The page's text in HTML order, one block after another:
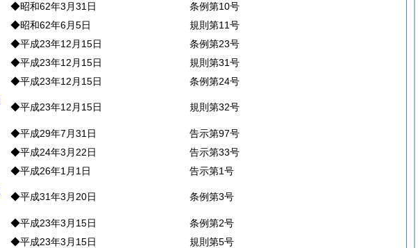
◆昭和62年3月31日
条例第10号
◆昭和62年6月5日
規則第11号
◆平成23年12月15日
条例第23号
◆平成23年12月15日
規則第31号
◆平成23年12月15日
条例第24号
◆平成23年12月15日 規則第32号
◆平成29年7月31日
告示第97号
◆平成24年3月22日
告示第33号
◆平成26年1月1日
告示第1号
◆平成31年3月20日 条例第3号
◆平成23年3月15日
条例第2号
◆平成23年3月15日
規則第5号